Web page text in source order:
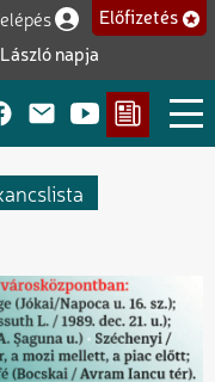
napja
fiók
Előfizetés